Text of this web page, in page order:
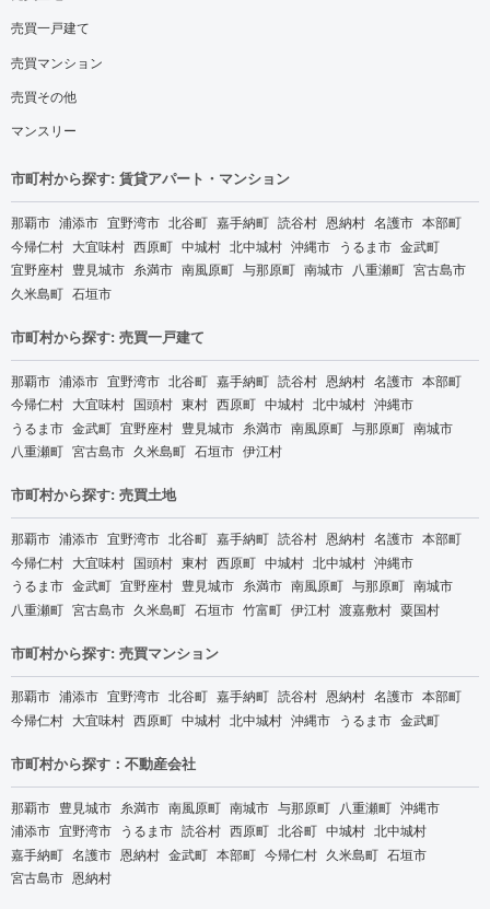
売買一戸建て
売買マンション
売買その他
マンスリー
市町村から探す: 賃貸アパート・マンション
那覇市 浦添市 宜野湾市 北谷町 嘉手納町 読谷村 恩納村 名護市 本部町
今帰仁村 大宜味村 西原町 中城村 北中城村 沖縄市 うるま市 金武町
宜野座村 豊見城市 糸満市 南風原町 与那原町 南城市 八重瀬町 宮古島市
久米島町 石垣市
市町村から探す: 売買一戸建て
那覇市 浦添市 宜野湾市 北谷町 嘉手納町 読谷村 恩納村 名護市 本部町
今帰仁村 大宜味村 国頭村 東村 西原町 中城村 北中城村 沖縄市
うるま市 金武町 宜野座村 豊見城市 糸満市 南風原町 与那原町 南城市
八重瀬町 宮古島市 久米島町 石垣市 伊江村
市町村から探す: 売買土地
那覇市 浦添市 宜野湾市 北谷町 嘉手納町 読谷村 恩納村 名護市 本部町
今帰仁村 大宜味村 国頭村 東村 西原町 中城村 北中城村 沖縄市
うるま市 金武町 宜野座村 豊見城市 糸満市 南風原町 与那原町 南城市
八重瀬町 宮古島市 久米島町 石垣市 竹富町 伊江村 渡嘉敷村 粟国村
市町村から探す: 売買マンション
那覇市 浦添市 宜野湾市 北谷町 嘉手納町 読谷村 恩納村 名護市 本部町
今帰仁村 大宜味村 西原町 中城村 北中城村 沖縄市 うるま市 金武町
市町村から探す：不動産会社
那覇市 豊見城市 糸満市 南風原町 南城市 与那原町 八重瀬町 沖縄市
浦添市 宜野湾市 うるま市 読谷村 西原町 北谷町 中城村 北中城村
嘉手納町 名護市 恩納村 金武町 本部町 今帰仁村 久米島町 石垣市
宮古島市 恩納村